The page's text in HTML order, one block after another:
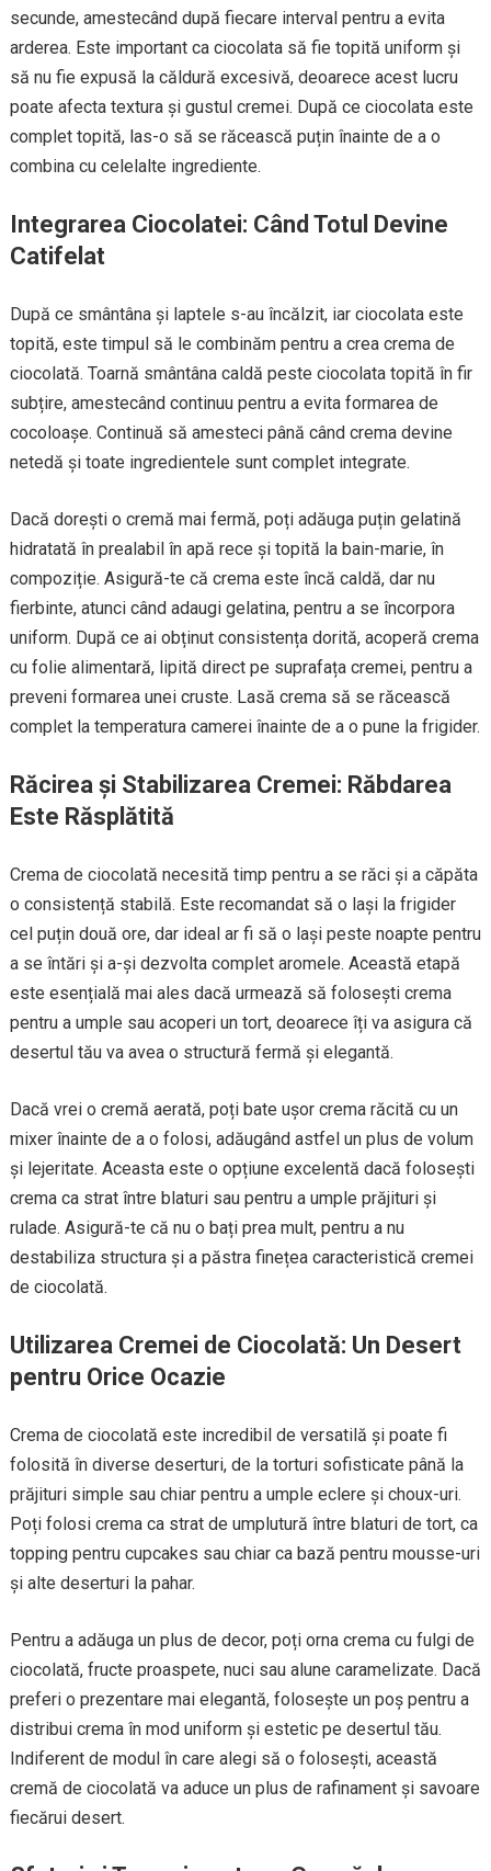
secunde, amestecând după fiecare interval pentru a evita
arderea. Este important ca ciocolata să fie topită uniform și
să nu fie expusă la căldură excesivă, deoarece acest lucru
poate afecta textura și gustul cremei. După ce ciocolata este
complet topită, las-o să se răcească puțin înainte de a o
combina cu celelalte ingrediente.
Integrarea Ciocolatei: Când Totul Devine
Catifelat
După ce smântâna și laptele s-au încălzit, iar ciocolata este
topită, este timpul să le combinăm pentru a crea crema de
ciocolată. Toarnă smântâna caldă peste ciocolata topită în fir
subțire, amestecând continuu pentru a evita formarea de
cocoloașe. Continuă să amesteci până când crema devine
netedă și toate ingredientele sunt complet integrate.
Dacă dorești o cremă mai fermă, poți adăuga puțin gelatină
hidratată în prealabil în apă rece și topită la bain-marie, în
compoziție. Asigură-te că crema este încă caldă, dar nu
fierbinte, atunci când adaugi gelatina, pentru a se încorpora
uniform. După ce ai obținut consistența dorită, acoperă crema
cu folie alimentară, lipită direct pe suprafața cremei, pentru a
preveni formarea unei cruste. Lasă crema să se răcească
complet la temperatura camerei înainte de a o pune la frigider.
Răcirea și Stabilizarea Cremei: Răbdarea
Este Răsplătită
Crema de ciocolată necesită timp pentru a se răci și a căpăta
o consistență stabilă. Este recomandat să o lași la frigider
cel puțin două ore, dar ideal ar fi să o lași peste noapte pentru
a se întări și a-și dezvolta complet aromele. Această etapă
este esențială mai ales dacă urmează să folosești crema
pentru a umple sau acoperi un tort, deoarece îți va asigura că
desertul tău va avea o structură fermă și elegantă.
Dacă vrei o cremă aerată, poți bate ușor crema răcită cu un
mixer înainte de a o folosi, adăugând astfel un plus de volum
și lejeritate. Aceasta este o opțiune excelentă dacă folosești
crema ca strat între blaturi sau pentru a umple prăjituri și
rulade. Asigură-te că nu o bați prea mult, pentru a nu
destabiliza structura și a păstra finețea caracteristică cremei
de ciocolată.
Utilizarea Cremei de Ciocolată: Un Desert
pentru Orice Ocazie
Crema de ciocolată este incredibil de versatilă și poate fi
folosită în diverse deserturi, de la torturi sofisticate până la
prăjituri simple sau chiar pentru a umple eclere și choux-uri.
Poți folosi crema ca strat de umplutură între blaturi de tort, ca
topping pentru cupcakes sau chiar ca bază pentru mousse-uri
și alte deserturi la pahar.
Pentru a adăuga un plus de decor, poți orna crema cu fulgi de
ciocolată, fructe proaspete, nuci sau alune caramelizate. Dacă
preferi o prezentare mai elegantă, folosește un poș pentru a
distribui crema în mod uniform și estetic pe desertul tău.
Indiferent de modul în care alegi să o folosești, această
cremă de ciocolată va aduce un plus de rafinament și savoare
fiecărui desert.